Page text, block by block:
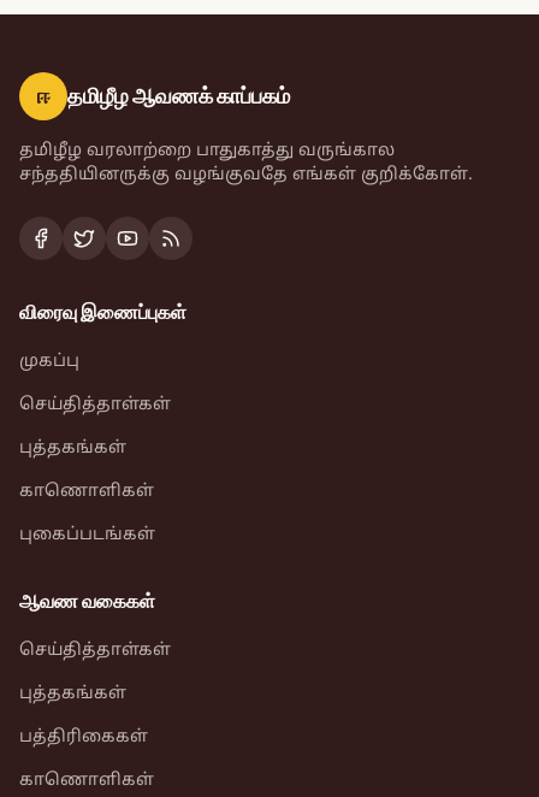
ஈ தமிழீழ ஆவணக் காப்பகம்
தமிழீழ வரலாற்றை பாதுகாத்து வருங்கால
சந்ததியினருக்கு வழங்குவதே எங்கள் குறிக்கோள்.
விரைவு இணைப்புகள்
முகப்பு
செய்தித்தாள்கள்
புத்தகங்கள்
காணொளிகள்
புகைப்படங்கள்
ஆவண வகைகள்
செய்தித்தாள்கள்
புத்தகங்கள்
பத்திரிகைகள்
காணொளிகள்